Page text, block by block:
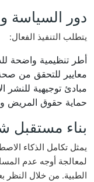
دور السياسة
يتطلب التنفيذ الفعال:
أطر تنظيمية واضحة
معايير للتحقق من
مبادئ توجيهية للنشر
حماية حقوق المريض
بناء مستقبل
يمثل تكامل الذكاء
لمعالجة أوجه عدم
الطبية. من خلال النظر